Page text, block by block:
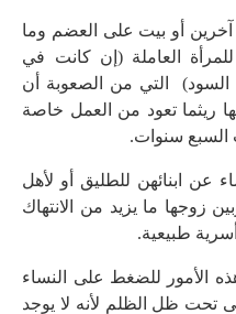
أو بيت على العضم وما
العاملة (إن كانت في
السود) التي من الصعوبة أن
ريثما تعود من العمل خاصة
السبع سنوات.
عن ابنائهن للطليق أو لأهل
زوجها ما يزيد من الانتهاك
طبيعية.
الأمور للضغط على النساء
تحت ظل الظلم لأنه لا يوجد